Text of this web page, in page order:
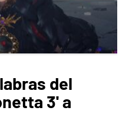
del
3' a